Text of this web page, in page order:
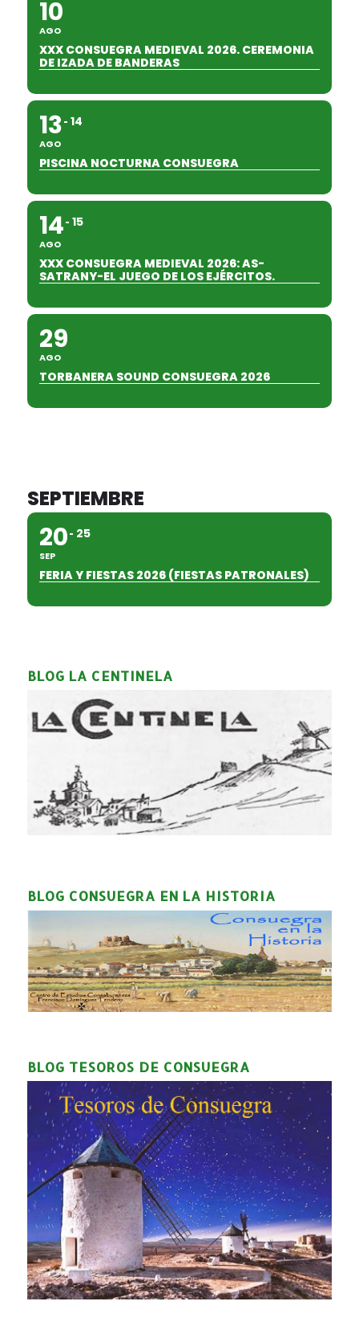
10
AGO
XXX CONSUEGRA MEDIEVAL 2026. CEREMONIA
DE IZADA DE BANDERAS
13
AGO
14
PISCINA NOCTURNA CONSUEGRA
14
AGO
15
XXX CONSUEGRA MEDIEVAL 2026: AS-
SATRANY-EL JUEGO DE LOS EJÉRCITOS.
29
AGO
TORBANERA SOUND CONSUEGRA 2026
SEPTIEMBRE
20
SEP
25
FERIA Y FIESTAS 2026 (FIESTAS PATRONALES)
BLOG LA CENTINELA
BLOG CONSUEGRA EN LA HISTORIA
BLOG TESOROS DE CONSUEGRA